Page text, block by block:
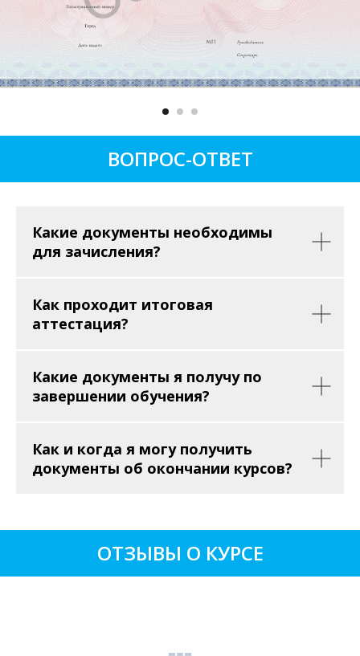
ВОПРОС-ОТВЕТ
Какие документы необходимы
для зачисления?
Как проходит итоговая
аттестация?
Какие документы я получу по
завершении обучения?
Как и когда я могу получить
документы об окончании курсов?
ОТЗЫВЫ О КУРСЕ